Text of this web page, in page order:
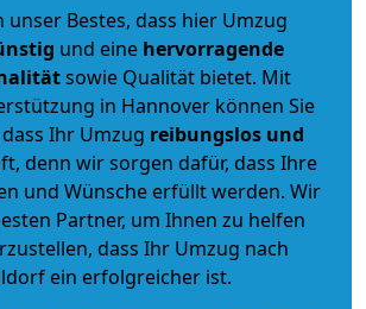
unser Bestes, dass hier Umzug
und eine hervorragende
sowie Qualität bietet. Mit
in Hannover können Sie
Ihr Umzug reibungslos und
denn wir sorgen dafür, dass Ihre
und Wünsche erfüllt werden. Wir
Partner, um Ihnen zu helfen
dass Ihr Umzug nach
ein erfolgreicher ist.